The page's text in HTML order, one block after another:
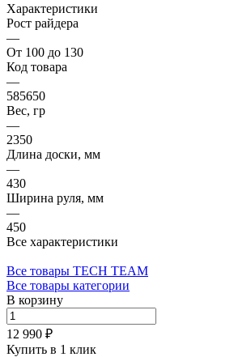
Характеристики
Рост райдера
—
От 100 до 130
Код товара
—
585650
Вес, гр
—
2350
Длина доски, мм
—
430
Ширина руля, мм
—
450
Все характеристики
Все товары TECH TEAM
Все товары категории
В корзину
12 990 ₽
Купить в 1 клик